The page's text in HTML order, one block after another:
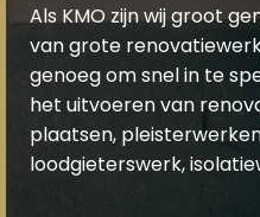
Als KMO zijn wij groot
van grote
genoeg om snel in te
het uitvoeren van
plaatsen,
loodgieterswerk,